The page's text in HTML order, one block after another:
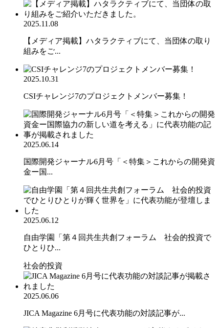
2025.11.08
【メディア掲載】ハタラクティブにて、当団体の取り
組みをご...
2025.10.31
CSIチャレンジ7のプロジェクトメンバー募集！
2025.06.14
国際開発ジャーナル6月号「＜特集＞これからの開発資
金ー国...
2025.06.12
自由学園「第４回共生共創フォーラム 社会的投資で
ひとりひ...
社会的投資
2025.06.06
JICA Magazine 6月号に代表功能の対談記事が...